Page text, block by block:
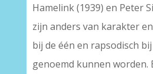
Hamelink (1939) en Peter
zijn anders van karakter
bij de één en rapsodisch
genoemd kunnen worden.